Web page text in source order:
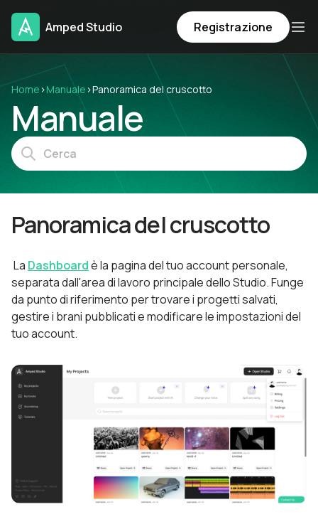
Amped Studio Registrazione
Home ›Manuale ›Panoramica del cruscotto
Manuale
Panoramica del cruscotto
La Dashboardè la pagina del tuo account personale,
separata dall'area di lavoro principale dello Studio. Funge
da punto di riferimento per trovare i progetti salvati,
gestire i brani pubblicati e modificare le impostazioni del
tuo account.